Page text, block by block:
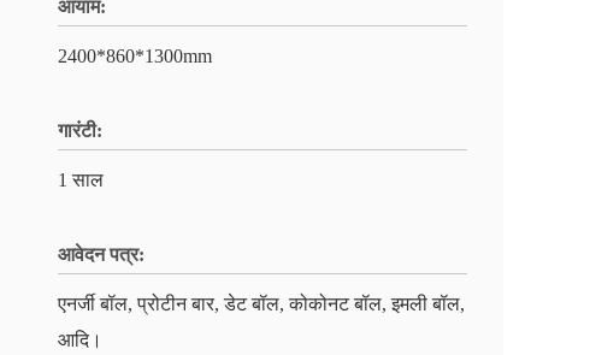
आयाम:
2400*860*1300mm
गारंटी:
1 साल
आवेदन पत्र:
एनर्जी बॉल, प्रोटीन बार, डेट बॉल, कोकोनट बॉल, इमली बॉल,
आदि।